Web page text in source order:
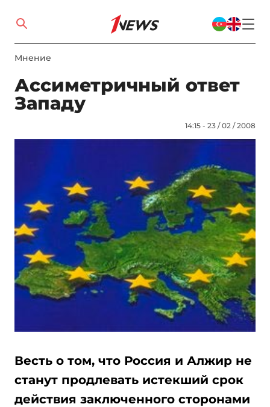
Мнение
Ассиметричный ответ
Западу
14:15 - 23 / 02 / 2008
Весть о том, что Россия и Алжир не
станут продлевать истекший срок
действия заключенного сторонами